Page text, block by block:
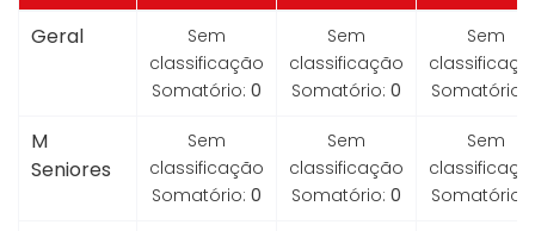
Geral
Sem
classificação
Somatório: 0
Sem
classificação
Somatório: 0
Sem
Somatório:
M
Seniores
Sem
classificação
Somatório: 0
Sem
classificação
Somatório: 0
Sem
Somatório: